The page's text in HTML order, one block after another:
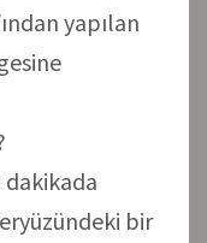
yapılan
dakikada
bir